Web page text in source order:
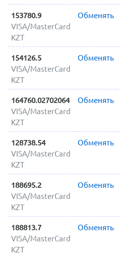
153780.9
VISA/MasterCard
KZT
Обменять
154126.5
VISA/MasterCard
KZT
Обменять
164760.02702064
VISA/MasterCard
KZT
Обменять
128738.54
VISA/MasterCard
KZT
Обменять
188695.2
VISA/MasterCard
KZT
Обменять
188813.7
VISA/MasterCard
KZT
Обменять